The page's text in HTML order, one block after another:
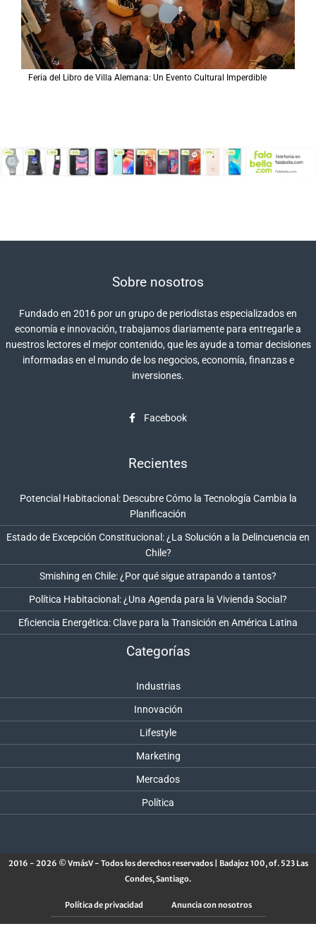
Feria del Libro de Villa Alemana: Un Evento Cultural Imperdible
Sobre nosotros
Fundado en 2016 por un grupo de periodistas especializados en
economía e innovación, trabajamos diariamente para entregarle a
nuestros lectores el mejor contenido, que les ayude a tomar decisiones
informadas en el mundo de los negocios, economía, finanzas e
inversiones.
Facebook
Recientes
Potencial Habitacional: Descubre Cómo la Tecnología Cambia la
Planificación
Estado de Excepción Constitucional: ¿La Solución a la Delincuencia en
Chile?
Smishing en Chile: ¿Por qué sigue atrapando a tantos?
Política Habitacional: ¿Una Agenda para la Vivienda Social?
Eficiencia Energética: Clave para la Transición en América Latina
Categorías
Industrias
Innovación
Lifestyle
Marketing
Mercados
Política
2016 - 2026 © VmásV - Todos los derechos reservados | Badajoz 100, of. 523 Las
Condes, Santiago.
Política de privacidad Anuncia con nosotros